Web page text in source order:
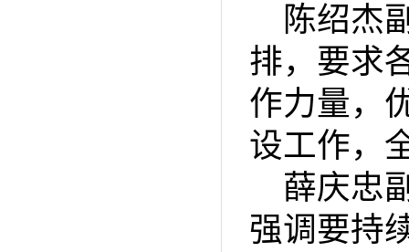
陈绍杰
排，要求
作力量，
设工作，
薛庆忠
强调要持